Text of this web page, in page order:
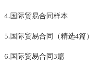
4.国际贸易合同样本
5.国际贸易合同（精选4篇）
6.国际贸易合同3篇